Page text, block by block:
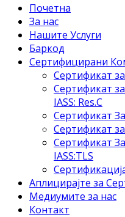
Почетна
За нас
Нашите Услуги
Баркод
Сертифицирани
Сертификат
Сертификат
IASS: Res.C
Сертификат
Сертификат
Сертификат
IASS:TLS
Аплицирајте за
Медиумите за нас
Контакт